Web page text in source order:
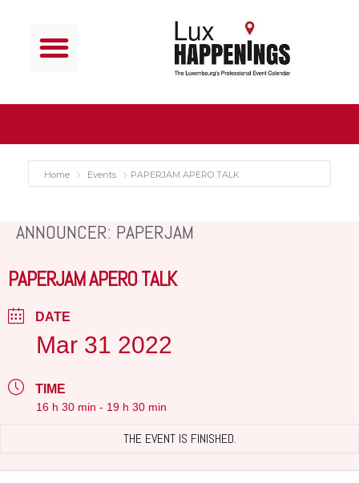
Home Events PAPERJAM APERO TALK
ANNOUNCER: PAPERJAM
PAPERJAM APERO TALK
DATE
Mar 31 2022
TIME
16 h 30 min - 19 h 30 min
THE EVENT IS FINISHED.